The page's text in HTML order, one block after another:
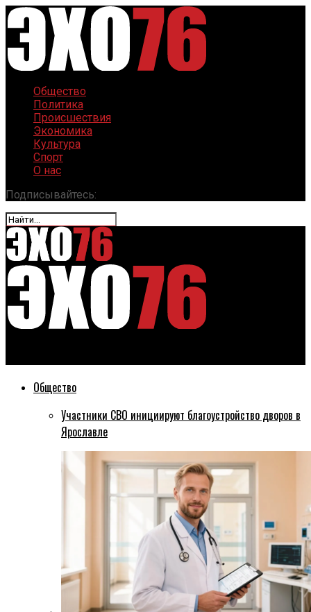
Общество
Политика
Происшествия
Экономика
Культура
Спорт
О нас
Подписывайтесь:
Общество
Участники СВО инициируют благоустройство дворов в
Ярославле